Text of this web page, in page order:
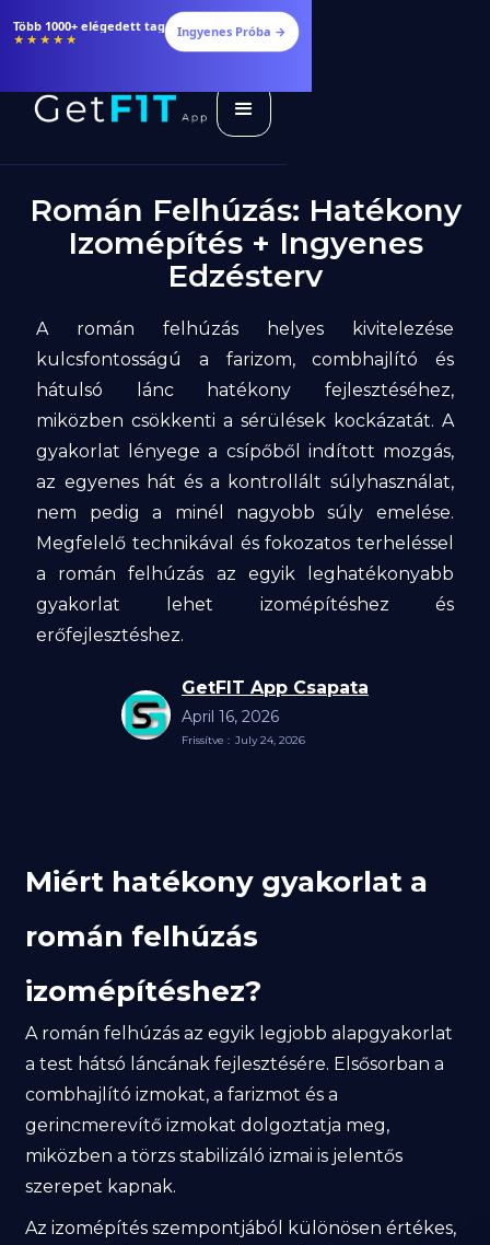
Több 1000+ elégedett tag
★★★★★ Ingyenes Próba →
Román Felhúzás: Hatékony
Izomépítés + Ingyenes
Edzésterv
A román felhúzás helyes kivitelezése
kulcsfontosságú a farizom, combhajlító és
hátulsó lánc hatékony fejlesztéséhez,
miközben csökkenti a sérülések kockázatát. A
gyakorlat lényege a csípőből indított mozgás,
az egyenes hát és a kontrollált súlyhasználat,
nem pedig a minél nagyobb súly emelése.
Megfelelő technikával és fokozatos terheléssel
a román felhúzás az egyik leghatékonyabb
gyakorlat lehet izomépítéshez és
erőfejlesztéshez.
GetFIT App Csapata
April 16, 2026
Frissítve : July 24, 2026
Miért hatékony gyakorlat a
román felhúzás
izomépítéshez?
A román felhúzás az egyik legjobb alapgyakorlat
a test hátsó láncának fejlesztésére. Elsősorban a
combhajlító izmokat, a farizmot és a
gerincmerevítő izmokat dolgoztatja meg,
miközben a törzs stabilizáló izmai is jelentős
szerepet kapnak.
Az izomépítés szempontjából különösen értékes,